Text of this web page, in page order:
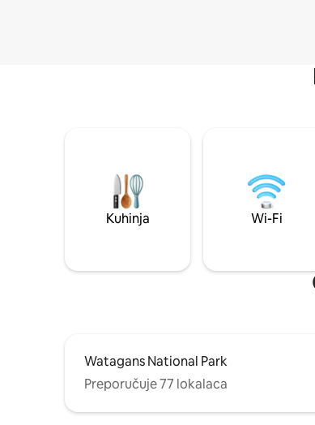
Kuhinja Wi-Fi
Watagans National Park
Preporučuje 77 lokalaca